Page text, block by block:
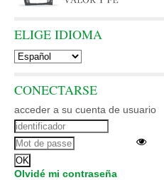
ELIGE IDIOMA
CONECTARSE
acceder a su cuenta de usuario
Olvidé mi contraseña